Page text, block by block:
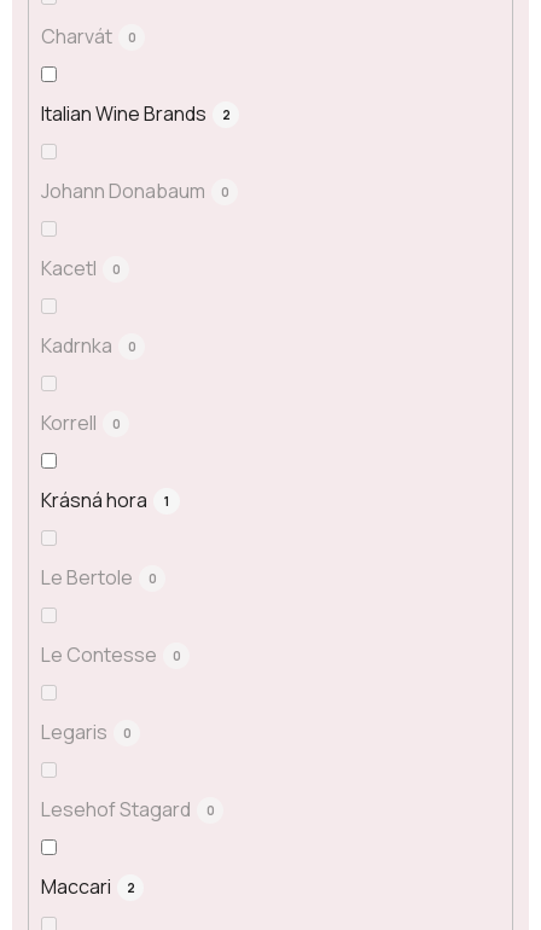
Charvát 0
Italian Wine Brands 2
Johann Donabaum 0
Kacetl 0
Kadrnka 0
Korrell 0
Krásná hora 1
Le Bertole 0
Le Contesse 0
Legaris 0
Lesehof Stagard 0
Maccari 2